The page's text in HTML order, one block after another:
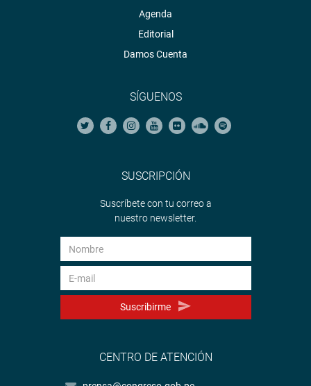
Agenda
Editorial
Damos Cuenta
SÍGUENOS
SUSCRIPCIÓN
Suscríbete con tu correo a
nuestro newsletter.
Suscribirme
CENTRO DE ATENCIÓN